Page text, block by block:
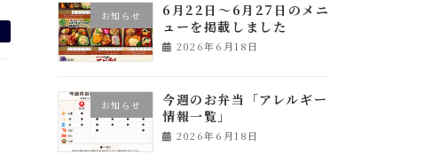
お知らせ
6月22日～6月27日のメニ
ューを掲載しました
2026年6月18日
お知らせ
今週のお弁当「アレルギー
情報一覧」
2026年6月18日